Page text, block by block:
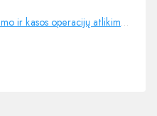
179 Dėl Kasos darbo organizavimo ir kasos operacijų atlikimo taisyklių patvirtinimo (galiojo iki 2022-04-30)